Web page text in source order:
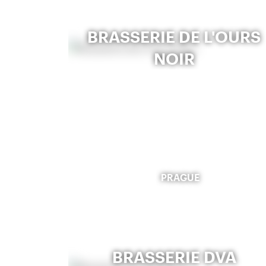
BRASSERIE DE L'OURS
NOIR
PRAGUE
BRASSERIE DVA